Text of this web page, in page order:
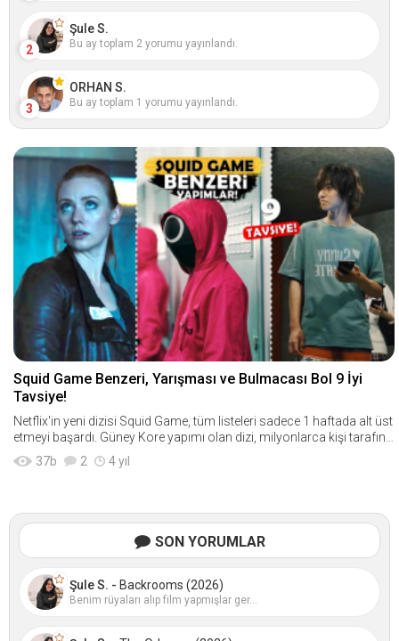
2
Şule S.
Bu ay toplam 2 yorumu yayınlandı.
3
ORHAN S.
Bu ay toplam 1 yorumu yayınlandı.
Squid Game Benzeri, Yarışması ve Bulmacası Bol 9 İyi
Tavsiye!
Netflix'in yeni dizisi Squid Game, tüm listeleri sadece 1 haftada alt üst
etmeyi başardı. Güney Kore yapımı olan dizi, milyonlarca kişi tarafınd
an beğenildi ve N
37b 2 4 yıl
SON YORUMLAR
Şule S. - Backrooms (2026)
Benim rüyaları alıp film yapmışlar ger...